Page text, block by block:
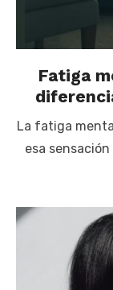
Fatiga
La fatiga
esa